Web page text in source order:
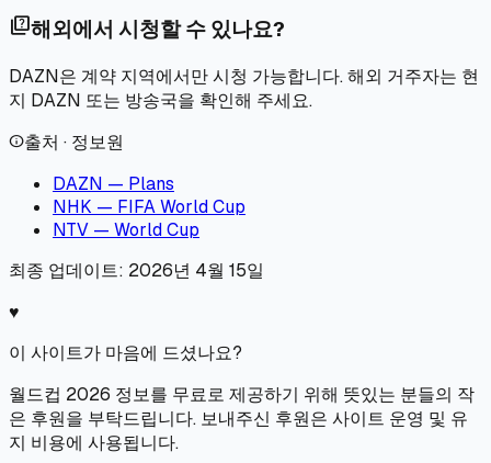
quiz해외에서 시청할 수 있나요?
DAZN은 계약 지역에서만 시청 가능합니다. 해외 거주자는 현
지 DAZN 또는 방송국을 확인해 주세요.
info출처 · 정보원
DAZN — Plans
NHK — FIFA World Cup
NTV — World Cup
최종 업데이트: 2026년 4월 15일
♥
이 사이트가 마음에 드셨나요?
월드컵 2026 정보를 무료로 제공하기 위해 뜻있는 분들의 작
은 후원을 부탁드립니다. 보내주신 후원은 사이트 운영 및 유
지 비용에 사용됩니다.